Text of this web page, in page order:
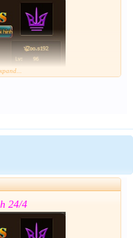
24/4